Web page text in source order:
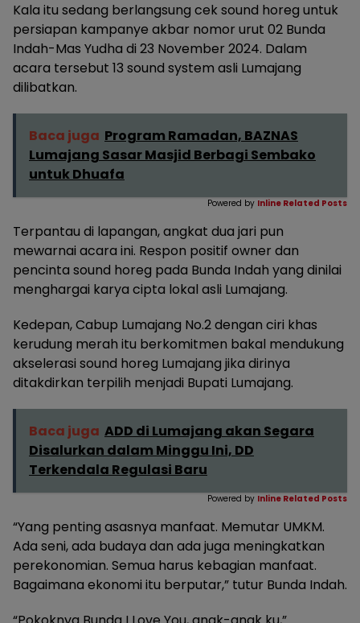
Kala itu sedang berlangsung cek sound horeg untuk
persiapan kampanye akbar nomor urut 02 Bunda
Indah-Mas Yudha di 23 November 2024. Dalam
acara tersebut 13 sound system asli Lumajang
dilibatkan.
Baca juga Program Ramadan, BAZNAS
Lumajang Sasar Masjid Berbagi Sembako
untuk Dhuafa
Powered by Inline Related Posts
Terpantau di lapangan, angkat dua jari pun
mewarnai acara ini. Respon positif owner dan
pencinta sound horeg pada Bunda Indah yang dinilai
menghargai karya cipta lokal asli Lumajang.
Kedepan, Cabup Lumajang No.2 dengan ciri khas
kerudung merah itu berkomitmen bakal mendukung
akselerasi sound horeg Lumajang jika dirinya
ditakdirkan terpilih menjadi Bupati Lumajang.
Baca juga ADD di Lumajang akan Segara
Disalurkan dalam Minggu Ini, DD
Terkendala Regulasi Baru
Powered by Inline Related Posts
“Yang penting asasnya manfaat. Memutar UMKM.
Ada seni, ada budaya dan ada juga meningkatkan
perekonomian. Semua harus kebagian manfaat.
Bagaimana ekonomi itu berputar,” tutur Bunda Indah.